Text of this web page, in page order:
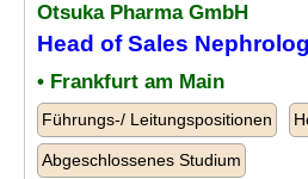
Otsuka Pharma GmbH
Head ofSales
• Frankfurt am Main
Führungs-/ Leitungspositionen
Abgeschlossenes Studium